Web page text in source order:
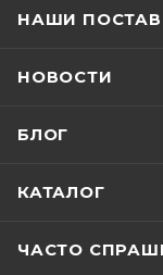
НАШИ
НОВОСТИ
БЛОГ
КАТАЛОГ
ЧАСТО